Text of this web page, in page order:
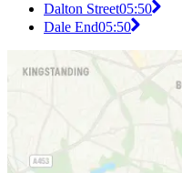
Dalton Street05:50
Dale End05:50